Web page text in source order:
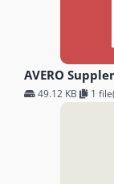
AVERO
49.12 KB 1